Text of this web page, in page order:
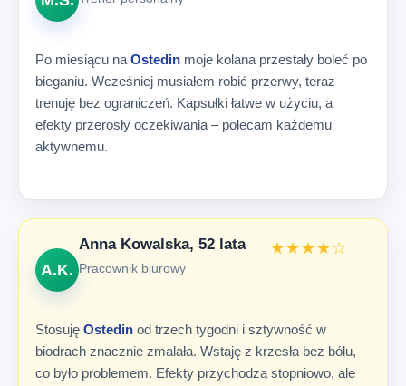
Po miesiącu na Ostedin moje kolana przestały boleć po
bieganiu. Wcześniej musiałem robić przerwy, teraz
trenuję bez ograniczeń. Kapsułki łatwe w użyciu, a
efekty przerosły oczekiwania – polecam każdemu
aktywnemu.
A.K.
Anna Kowalska, 52 lata
Pracownik biurowy
★★★★☆
Stosuję Ostedin od trzech tygodni i sztywność w
biodrach znacznie zmalała. Wstaję z krzesła bez bólu,
co było problemem. Efekty przychodzą stopniowo, ale